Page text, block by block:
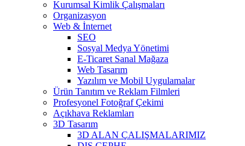
Kurumsal Kimlik Çalışmaları
Organizasyon
Web & İnternet
SEO
Sosyal Medya Yönetimi
E-Ticaret Sanal Mağaza
Web Tasarım
Yazılım ve Mobil Uygulamalar
Ürün Tanıtım ve Reklam Filmleri
Profesyonel Fotoğraf Çekimi
Açıkhava Reklamları
3D Tasarım
3D ALAN ÇALIŞMALARIMIZ